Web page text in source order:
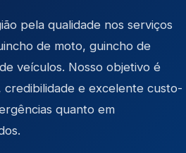
pela qualidade nos serviços
de moto, guincho de
veículos. Nosso objetivo é
e excelente custo-
quanto em